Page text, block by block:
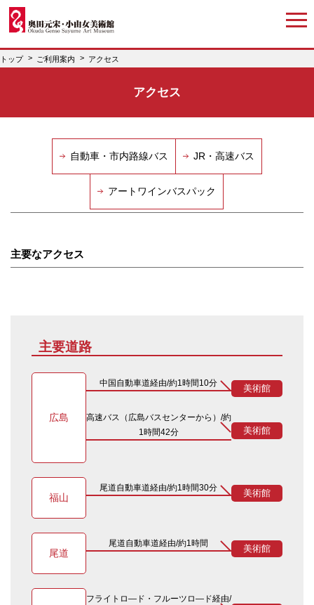
トップ ご利用案内 アクセス
アクセス
自動車・市内路線バス JR・高速バス
アートワインバスパック
主要なアクセス
主要道路
広島
美術館
中国自動車道経由/約1時間10分
美術館
高速バス（広島バスセンターから）/約
1時間42分
福山 美術館
尾道自動車道経由/約1時間30分
尾道 美術館
尾道自動車道経由/約1時間
フライトロ―ド・フルーツロ―ド経由/